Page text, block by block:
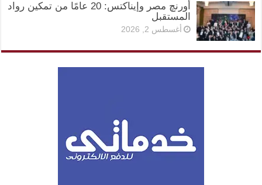
أورنچ مصر وإيناكتس: 20 عامًا من تمكين رواد
المستقبل
أغسطس 2, 2026